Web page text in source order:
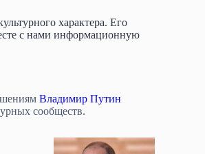
характера. Его
с нами информационную
Владимир Путин
сообществ.